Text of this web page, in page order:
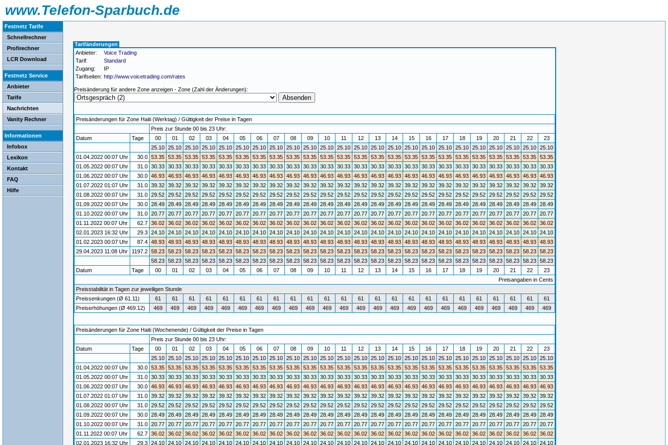
www.Telefon-Sparbuch.de
Festnetz Tarife
Schnellrechner
Profirechner
LCR Download
Festnetz Service
Anbieter
Tarife
Nachrichten
Vanity Rechner
Informationen
Infobox
Lexikon
Kontakt
FAQ
Hilfe
Tarifänderungen
Anbieter:
Voice Trading
Tarif:
Standard
Zugang:
IP
Tarifseiten: http://www.voicetrading.com/rates
Preisänderung für andere Zone anzeigen - Zone (Zahl der Änderungen):
Preisänderungen für Zone Haiti (Werktag) / Gültigkeit der Preise in Tagen
Preis zur Stunde 00 bis 23 Uhr:
Datum
Tage 00 01 02 03 04 05 06 07 08 09 10 11 12 13 14 15 16 17 18 19 20 21 22
23
25.10 25.10 25.10 25.10 25.10 25.10 25.10 25.10 25.10 25.10 25.10 25.10 25.10 25.10 25.10 25.10 25.10 25.10 25.10 25.10 25.10 25.10 25.10 25.10
01.04.2022 00:07 Uhr
30.0 53.35 53.35 53.35 53.35 53.35 53.35 53.35 53.35 53.35 53.35 53.35 53.35 53.35 53.35 53.35 53.35 53.35 53.35 53.35 53.35 53.35 53.35 53.35 53.35
01.05.2022 00:07 Uhr
31.0 30.33 30.33 30.33 30.33 30.33 30.33 30.33 30.33 30.33 30.33 30.33 30.33 30.33 30.33 30.33 30.33 30.33 30.33 30.33 30.33 30.33 30.33 30.33 30.33
01.06.2022 00:07 Uhr
30.0 46.93 46.93 46.93 46.93 46.93 46.93 46.93 46.93 46.93 46.93 46.93 46.93 46.93 46.93 46.93 46.93 46.93 46.93 46.93 46.93 46.93 46.93 46.93 46.93
01.07.2022 01:07 Uhr
31.0 39.32 39.32 39.32 39.32 39.32 39.32 39.32 39.32 39.32 39.32 39.32 39.32 39.32 39.32 39.32 39.32 39.32 39.32 39.32 39.32 39.32 39.32 39.32 39.32
01.08.2022 00:07 Uhr
31.0 29.52 29.52 29.52 29.52 29.52 29.52 29.52 29.52 29.52 29.52 29.52 29.52 29.52 29.52 29.52 29.52 29.52 29.52 29.52 29.52 29.52 29.52 29.52 29.52
01.09.2022 00:07 Uhr
30.0 28.49 28.49 28.49 28.49 28.49 28.49 28.49 28.49 28.49 28.49 28.49 28.49 28.49 28.49 28.49 28.49 28.49 28.49 28.49 28.49 28.49 28.49 28.49 28.49
01.10.2022 00:07 Uhr
31.0 20.77 20.77 20.77 20.77 20.77 20.77 20.77 20.77 20.77 20.77 20.77 20.77 20.77 20.77 20.77 20.77 20.77 20.77 20.77 20.77 20.77 20.77 20.77 20.77
01.11.2022 00:07 Uhr
62.7 36.02 36.02 36.02 36.02 36.02 36.02 36.02 36.02 36.02 36.02 36.02 36.02 36.02 36.02 36.02 36.02 36.02 36.02 36.02 36.02 36.02 36.02 36.02 36.02
02.01.2023 16:32 Uhr
29.3 24.10 24.10 24.10 24.10 24.10 24.10 24.10 24.10 24.10 24.10 24.10 24.10 24.10 24.10 24.10 24.10 24.10 24.10 24.10 24.10 24.10 24.10 24.10 24.10
01.02.2023 00:07 Uhr
87.4 48.93 48.93 48.93 48.93 48.93 48.93 48.93 48.93 48.93 48.93 48.93 48.93 48.93 48.93 48.93 48.93 48.93 48.93 48.93 48.93 48.93 48.93 48.93 48.93
29.04.2023 11:08 Uhr
1197.2 58.23 58.23 58.23 58.23 58.23 58.23 58.23 58.23 58.23 58.23 58.23 58.23 58.23 58.23 58.23 58.23 58.23 58.23 58.23 58.23 58.23 58.23 58.23 58.23
58.23 58.23 58.23 58.23 58.23 58.23 58.23 58.23 58.23 58.23 58.23 58.23 58.23 58.23 58.23 58.23 58.23 58.23 58.23 58.23 58.23 58.23 58.23 58.23
Datum
Tage 00 01 02 03 04 05 06 07 08 09 10 11 12 13 14 15 16 17 18 19 20 21 22
23
Preisangaben in Cents
Preisstabilität in Tagen zur jeweiligen Stunde
Preissenkungen (Ø 61.11)
61 61 61 61 61 61 61 61 61 61 61 61 61 61 61 61 61 61 61 61 61 61 61
61
Preiserhöhungen (Ø 469.12)
469 469 469 469 469 469 469 469 469 469 469 469 469 469 469 469 469 469 469 469 469 469 469 469
Preisänderungen für Zone Haiti (Wochenende) / Gültigkeit der Preise in Tagen
Preis zur Stunde 00 bis 23 Uhr:
Datum
Tage 00 01 02 03 04 05 06 07 08 09 10 11 12 13 14 15 16 17 18 19 20 21 22
23
25.10 25.10 25.10 25.10 25.10 25.10 25.10 25.10 25.10 25.10 25.10 25.10 25.10 25.10 25.10 25.10 25.10 25.10 25.10 25.10 25.10 25.10 25.10 25.10
01.04.2022 00:07 Uhr
30.0 53.35 53.35 53.35 53.35 53.35 53.35 53.35 53.35 53.35 53.35 53.35 53.35 53.35 53.35 53.35 53.35 53.35 53.35 53.35 53.35 53.35 53.35 53.35 53.35
01.05.2022 00:07 Uhr
31.0 30.33 30.33 30.33 30.33 30.33 30.33 30.33 30.33 30.33 30.33 30.33 30.33 30.33 30.33 30.33 30.33 30.33 30.33 30.33 30.33 30.33 30.33 30.33 30.33
01.06.2022 00:07 Uhr
30.0 46.93 46.93 46.93 46.93 46.93 46.93 46.93 46.93 46.93 46.93 46.93 46.93 46.93 46.93 46.93 46.93 46.93 46.93 46.93 46.93 46.93 46.93 46.93 46.93
01.07.2022 01:07 Uhr
31.0 39.32 39.32 39.32 39.32 39.32 39.32 39.32 39.32 39.32 39.32 39.32 39.32 39.32 39.32 39.32 39.32 39.32 39.32 39.32 39.32 39.32 39.32 39.32 39.32
01.08.2022 00:07 Uhr
31.0 29.52 29.52 29.52 29.52 29.52 29.52 29.52 29.52 29.52 29.52 29.52 29.52 29.52 29.52 29.52 29.52 29.52 29.52 29.52 29.52 29.52 29.52 29.52 29.52
01.09.2022 00:07 Uhr
30.0 28.49 28.49 28.49 28.49 28.49 28.49 28.49 28.49 28.49 28.49 28.49 28.49 28.49 28.49 28.49 28.49 28.49 28.49 28.49 28.49 28.49 28.49 28.49 28.49
01.10.2022 00:07 Uhr
31.0 20.77 20.77 20.77 20.77 20.77 20.77 20.77 20.77 20.77 20.77 20.77 20.77 20.77 20.77 20.77 20.77 20.77 20.77 20.77 20.77 20.77 20.77 20.77 20.77
01.11.2022 00:07 Uhr
62.7 36.02 36.02 36.02 36.02 36.02 36.02 36.02 36.02 36.02 36.02 36.02 36.02 36.02 36.02 36.02 36.02 36.02 36.02 36.02 36.02 36.02 36.02 36.02 36.02
02.01.2023 16:32 Uhr
29.3 24.10 24.10 24.10 24.10 24.10 24.10 24.10 24.10 24.10 24.10 24.10 24.10 24.10 24.10 24.10 24.10 24.10 24.10 24.10 24.10 24.10 24.10 24.10 24.10